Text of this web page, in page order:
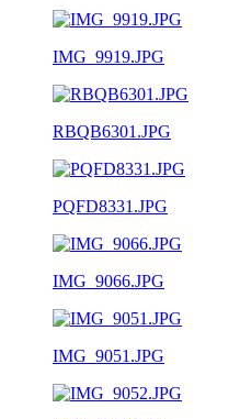
IMG_9919.JPG
RBQB6301.JPG
PQFD8331.JPG
IMG_9066.JPG
IMG_9051.JPG